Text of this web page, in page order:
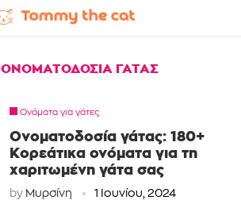
ΟΝΟΜΑΤΟΔΟΣΙΑ ΓΑΤΑΣ
Ονόματα για γάτες
Ονοματοδοσία γάτας: 180+
Κορεάτικα ονόματα για τη
χαριτωμένη γάτα σας
by Μυρσίνη 1 Ιουνίου, 2024